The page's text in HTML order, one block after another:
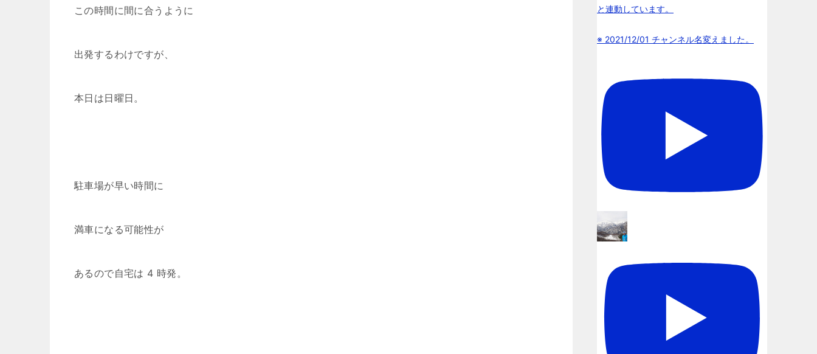
この時間に間に合うように
出発するわけですが、
本日は日曜日。
駐車場が早い時間に
満車になる可能性が
あるので自宅は 4 時発。
と連動しています。
※ 2021/12/01 チャンネル名変えました。